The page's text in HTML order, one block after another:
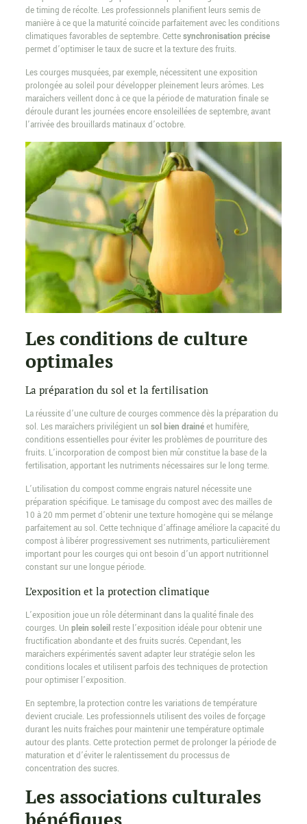
de timing de récolte. Les professionnels planifient leurs semis de
manière à ce que la maturité coïncide parfaitement avec les conditions
climatiques favorables de septembre. Cettesynchronisation précise
permet d’optimiser le taux de sucre et la texture des fruits.
Les courges musquées, par exemple, nécessitent une exposition
prolongée au soleil pour développer pleinement leurs arômes. Les
maraîchers veillent donc à ce que la période de maturation finale se
déroule durant les journées encore ensoleillées de septembre, avant
l’arrivée des brouillards matinaux d’octobre.
Les conditions de culture
optimales
La préparation du sol et la fertilisation
La réussite d’une culture de courges commence dès la préparation du
sol. Les maraîchers privilégient un sol bien drainéet humifère,
conditions essentielles pour éviter les problèmes de pourriture des
fruits. L’incorporation de compost bien mûr constitue la base de la
fertilisation, apportant les nutriments nécessaires sur le long terme.
L’utilisation du compost comme engrais naturel nécessite une
préparation spécifique. Le tamisage du compost avec des mailles de
10 à 20 mm permet d’obtenir une texture homogène qui se mélange
parfaitement au sol. Cette technique d’affinage améliore la capacité du
compost à libérer progressivement ses nutriments, particulièrement
important pour les courges qui ont besoin d’un apport nutritionnel
constant sur une longue période.
L’exposition et la protection climatique
L’exposition joue un rôle déterminant dans la qualité finale des
courges. Un plein soleilreste l’exposition idéale pour obtenir une
fructification abondante et des fruits sucrés. Cependant, les
maraîchers expérimentés savent adapter leur stratégie selon les
conditions locales et utilisent parfois des techniques de protection
pour optimiser l’exposition.
En septembre, la protection contre les variations de température
devient cruciale. Les professionnels utilisent des voiles de forçage
durant les nuits fraîches pour maintenir une température optimale
autour des plants. Cette protection permet de prolonger la période de
maturation et d’éviter le ralentissement du processus de
concentration des sucres.
Les associations culturales
bénéfiques